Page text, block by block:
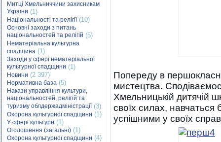
Митці Хмельниччини захисникам
України (1)
Національності та релігії(10)
Основні заходи з питань
національностей та релігій (5)
Нематеріальна культурна
спадщина (1)
Заходи у сфері нематеріальної
культурної спадщини (1)
Новини (2 397)
Нормативна база (5)
Накази управління культури,
національностей, релігій та
туризму облдержадміністрації(3)
Охорона культурної спадщини (1)
У сфері культури (1)
Оголошення (загальні) (1)
Охорона культурної спадщини (4)
Попереду в
мистецтва.
Хмельницькій дитячій
своїх силах, навчаться
успішними у своїх